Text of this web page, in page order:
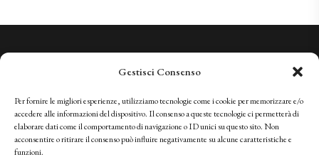
Gestisci Consenso
Per fornire le migliori esperienze, utilizziamo tecnologie come i cookie per memorizzare e/o
accedere alle informazioni del dispositivo. Il consenso a queste tecnologie ci permetterà di
elaborare dati come il comportamento di navigazione o ID unici su questo sito. Non
acconsentire o ritirare il consenso può influire negativamente su alcune caratteristiche e
funzioni.
+41 (0)91 966 28 08
vini@tenutabally.ch
IT FR EN DE